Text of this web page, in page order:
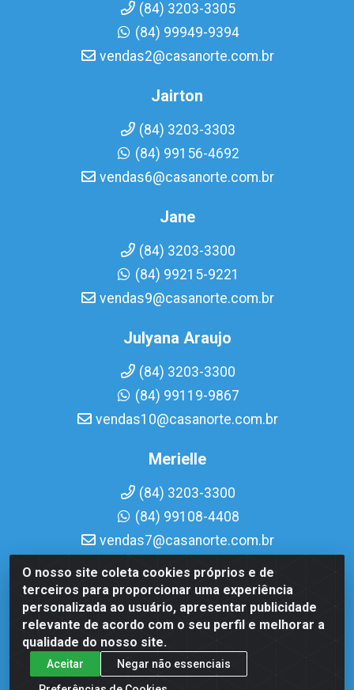
O nosso site coleta cookies próprios e de
terceiros para proporcionar uma experiência
personalizada ao usuário, apresentar publicidade
relevante de acordo com o seu perfil e melhorar a
qualidade do nosso site.
Aceitar
Negar não essenciais
(84) 3203-3305
(84) 99949-9394
vendas2@casanorte.com.br
Jairton
(84) 3203-3303
(84) 99156-4692
vendas6@casanorte.com.br
Jane
(84) 3203-3300
(84) 99215-9221
vendas9@casanorte.com.br
Julyana Araujo
(84) 3203-3300
(84) 99119-9867
vendas10@casanorte.com.br
Merielle
(84) 3203-3300
(84) 99108-4408
vendas7@casanorte.com.br
Casa Norte LTDA - Av. Interventor Mário Câmara, 1815 -
Dix-Sept Rosado, Natal/RN - CEP 59054-600 - CNPJ
08.713.513/0001-51